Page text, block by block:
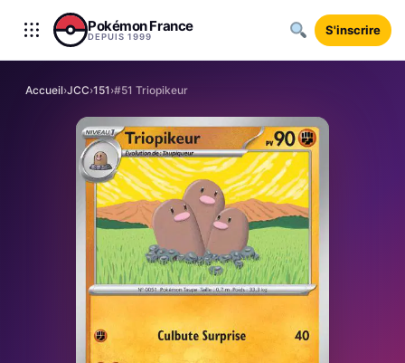
Aller au contenu
Pokémon France
DEPUIS 1999 S'inscrire
Accueil›JCC›151›#51 Triopikeur